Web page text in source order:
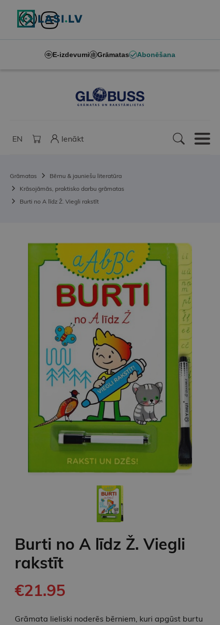
E-izdevumi Grāmatas Abonēšana
EN Ienākt
Grāmatas
Bērnu & jauniešu literatūra
Krāsojāmās, praktisko darbu grāmatas
Burti no A līdz Ž. Viegli rakstīt
Burti no A līdz Ž. Viegli
rakstīt
€21.95
Grāmata lieliski noderēs bērniem, kuri apgūst burtu